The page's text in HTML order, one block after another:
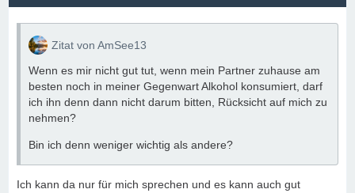
Zitat von AmSee13
Wenn es mir nicht gut tut, wenn mein Partner zuhause am
besten noch in meiner Gegenwart Alkohol konsumiert, darf
ich ihn denn dann nicht darum bitten, Rücksicht auf mich zu
nehmen?
Bin ich denn weniger wichtig als andere?
Ich kann da nur für mich sprechen und es kann auch gut